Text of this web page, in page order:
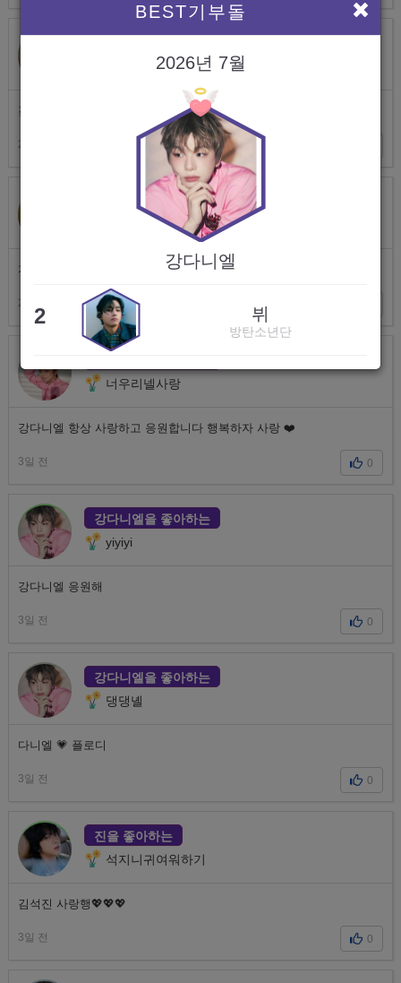
김석진 사랑행💖💖💖
2일 전
지민이 언제나 응원해~!!
2일 전
너우리넬사랑
강다니엘 항상 사랑하고 응원합니다 행복하자 사랑 ❤️
3일 전 0
강다니엘을 좋아하는
yiyiyi
강다니엘 응원해
3일 전 0
강다니엘을 좋아하는
댕댕녤
다니엘 💗 플로디
3일 전 0
진을 좋아하는
석지니귀여워하기
김석진 사랑행💖💖💖
3일 전 0
BEST기부돌
2026년 7월
강다니엘
2 뷔
방탄소년단